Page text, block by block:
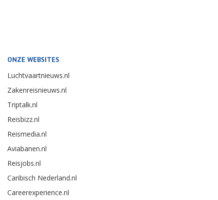
ONZE WEBSITES
Luchtvaartnieuws.nl
Zakenreisnieuws.nl
Triptalk.nl
Reisbizz.nl
Reismedia.nl
Aviabanen.nl
Reisjobs.nl
Caribisch Nederland.nl
Careerexperience.nl